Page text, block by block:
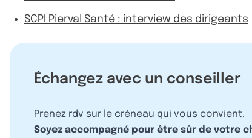
SCPI Pierval Santé : interview des dirigeants
Échangez avec un conseiller
Prenez rdv sur le créneau qui vous convient.
Soyez accompagné pour être sûr de votre